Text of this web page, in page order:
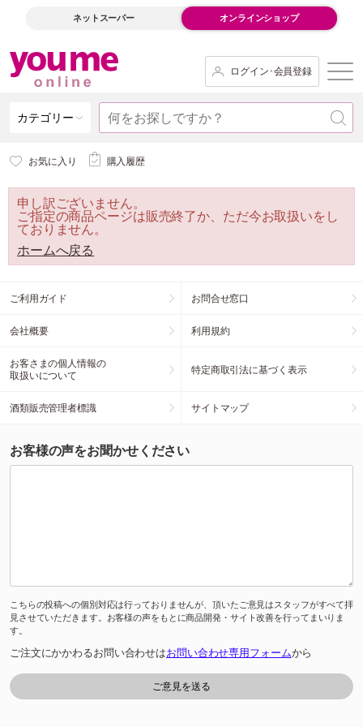
ネットスーパー オンラインショップ
ログイン･会員登録
カテゴリー
お気に入り 購入履歴
申し訳ございません。
ご指定の商品ページは販売終了か、ただ今お取扱いをし
ておりません。
ホームへ戻る
ご利用ガイド お問合せ窓口
会社概要 利用規約
お客さまの個人情報の
取扱いについて
特定商取引法に基づく表示
酒類販売管理者標識 サイトマップ
お客様の声をお聞かせください
こちらの投稿への個別対応は行っておりませんが、頂いたご意見はスタッフがすべて拝
見させていただきます。お客様の声をもとに商品開発・サイト改善を行ってまいりま
す。
ご注文にかかわるお問い合わせはお問い合わせ専用フォームから